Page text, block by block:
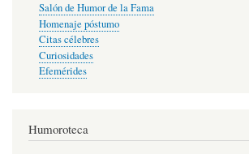
Salón de Humor de la Fama
Homenaje póstumo
Citas célebres
Curiosidades
Efemérides
Humoroteca